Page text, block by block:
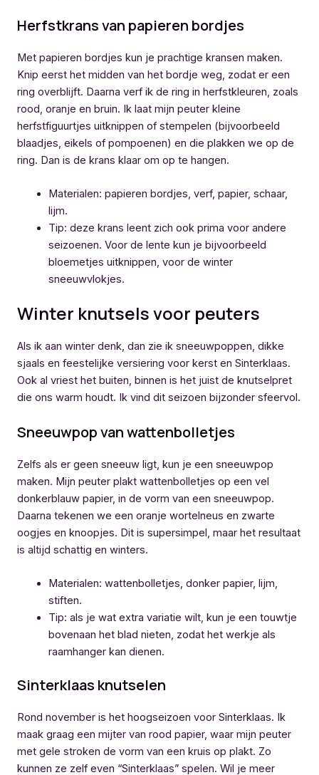
Herfstkrans van papieren bordjes
Met papieren bordjes kun je prachtige kransen maken.
Knip eerst het midden van het bordje weg, zodat er een
ring overblijft. Daarna verf ik de ring in herfstkleuren, zoals
rood, oranje en bruin. Ik laat mijn peuter kleine
herfstfiguurtjes uitknippen of stempelen (bijvoorbeeld
blaadjes, eikels of pompoenen) en die plakken we op de
ring. Dan is de krans klaar om op te hangen.
Materialen: papieren bordjes, verf, papier, schaar,
lijm.
Tip: deze krans leent zich ook prima voor andere
seizoenen. Voor de lente kun je bijvoorbeeld
bloemetjes uitknippen, voor de winter
sneeuwvlokjes.
Winter knutsels voor peuters
Als ik aan winter denk, dan zie ik sneeuwpoppen, dikke
sjaals en feestelijke versiering voor kerst en Sinterklaas.
Ook al vriest het buiten, binnen is het juist de knutselpret
die ons warm houdt. Ik vind dit seizoen bijzonder sfeervol.
Sneeuwpop van wattenbolletjes
Zelfs als er geen sneeuw ligt, kun je een sneeuwpop
maken. Mijn peuter plakt wattenbolletjes op een vel
donkerblauw papier, in de vorm van een sneeuwpop.
Daarna tekenen we een oranje wortelneus en zwarte
oogjes en knoopjes. Dit is supersimpel, maar het resultaat
is altijd schattig en winters.
Materialen: wattenbolletjes, donker papier, lijm,
stiften.
Tip: als je wat extra variatie wilt, kun je een touwtje
bovenaan het blad nieten, zodat het werkje als
raamhanger kan dienen.
Sinterklaas knutselen
Rond november is het hoogseizoen voor Sinterklaas. Ik
maak graag een mijter van rood papier, waar mijn peuter
met gele stroken de vorm van een kruis op plakt. Zo
kunnen ze zelf even “Sinterklaas” spelen. Wil je meer